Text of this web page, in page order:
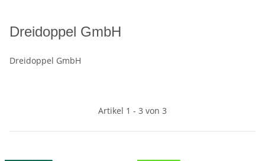
Dreidoppel GmbH
Dreidoppel GmbH
Artikel 1 - 3 von 3